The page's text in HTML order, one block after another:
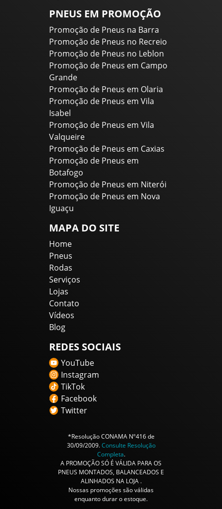
PNEUS EM PROMOÇÃO
Promoção de Pneus na Barra
Promoção de Pneus no Recreio
Promoção de Pneus no Leblon
Promoção de Pneus em Campo
Grande
Promoção de Pneus em Olaria
Promoção de Pneus em Vila
Isabel
Promoção de Pneus em Vila
Valqueire
Promoção de Pneus em Caxias
Promoção de Pneus em
Botafogo
Promoção de Pneus em Niterói
Promoção de Pneus em Nova
Iguaçu
MAPA DO SITE
Home
Pneus
Rodas
Serviços
Lojas
Contato
Vídeos
Blog
REDES SOCIAIS
YouTube
Instagram
TikTok
Facebook
Twitter
*Resolução CONAMA Nº416 de
30/09/2009.Consulte Resolução
Completa.
A PROMOÇÃO SÓ É VÁLIDA PARA OS
PNEUS MONTADOS, BALANCEADOS E
ALINHADOS NA LOJA .
Nossas promoções são válidas
enquanto durar o estoque.